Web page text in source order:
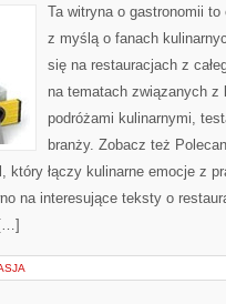
Ta witryna o gastronomii
z myślą o fanach
się na restauracjach z
na tematach związanych z
podróżami kulinarnymi,
branży. Zobacz też
który łączy kulinarne emocje z
na interesujące teksty o